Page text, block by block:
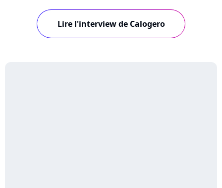
disques ou encore ses enfants qui chantent sur
quelques titres. Interview avec un artiste
Lire l'interview de Calogero